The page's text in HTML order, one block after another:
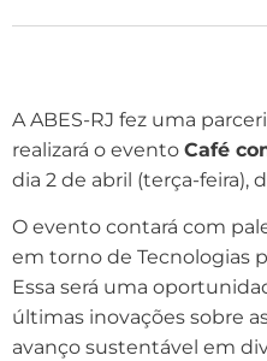
A ABES-RJ fez uma
realizará o evento Café
dia 2 de abril (terça-feira),
O evento contará com
em torno de Tecnologias
Essa será uma
últimas inovações sobre
avanço sustentável em